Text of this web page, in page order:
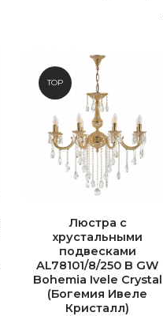
TOP
Люстра с
хрустальными
подвесками
AL78101/8/250 B GW
Bohemia Ivele Crystal
(Богемия Ивеле
Кристалл)